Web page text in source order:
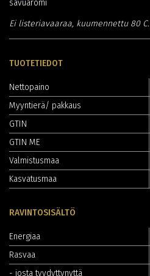
savuaromi
Ei listeriavaaraa, kuumennettu 80 C.
TUOTETIEDOT
Nettopaino
Myyntierä/ pakkaus
GTIN
GTIN ME
Valmistusmaa
Kasvatusmaa
RAVINTOSISÄLTÖ
Energiaa
Rasvaa
- josta tyydyttynyttä